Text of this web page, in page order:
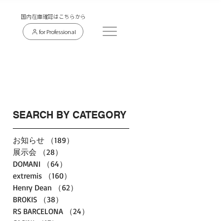
​国内在庫確認はこちらから
for Professional
SEARCH BY CATEGORY
お知らせ （189）
展示会
（28）
DOMANI
（64）
extremis
（160）
Henry Dean
（62）
BROKIS
（38）
RS BARCELONA
（24）